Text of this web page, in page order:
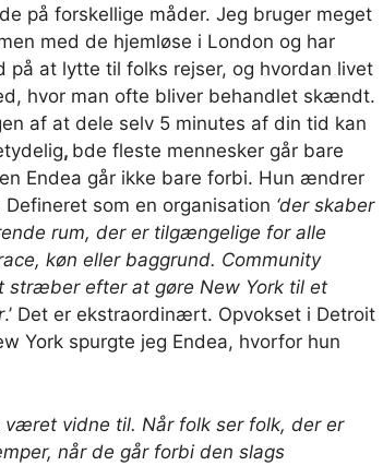
på forskellige måder. Jeg bruger meget
med de hjemløse i London og har
på at lytte til folks rejser, og hvordan livet
hvor man ofte bliver behandlet skændt.
af ​​at dele selv 5 minutes af din tid kan
, bde fleste mennesker går bare
Endea går ikke bare forbi. Hun ændrer
Defineret som en organisation ‘der skaber
rum, der er tilgængelige for alle
køn eller baggrund. Community
stræber efter at gøre New York til et
.’ Det er ekstraordinært. Opvokset i Detroit
York spurgte jeg Endea, hvorfor hun
været vidne til. Når folk ser folk, der er
når de går forbi den slags